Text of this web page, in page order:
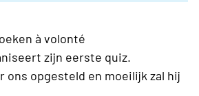
à volonté
zijn eerste quiz.
ons opgesteld en moeilijk zal hij